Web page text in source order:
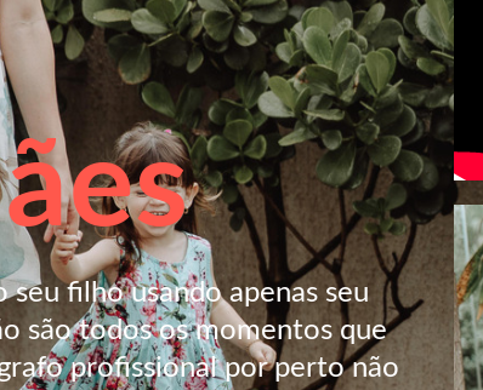
seu filho usando apenas seu
são todos os momentos que
profissional por perto não